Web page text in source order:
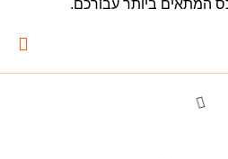
המתאים ביותר עבורכם.